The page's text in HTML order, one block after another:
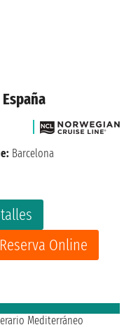
Reserva Online
Barcelona